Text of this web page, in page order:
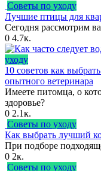
Советы по уходу
Лучшие птицы для
Сегодня рассмотрим
0 4.7к.
уходу
10 советов как
опытного ветеринара
Имеете питомца, о
здоровье?
0 2.1к.
Советы по уходу
Как выбрать лучший
При подборе
0 2к.
Советы по уходу